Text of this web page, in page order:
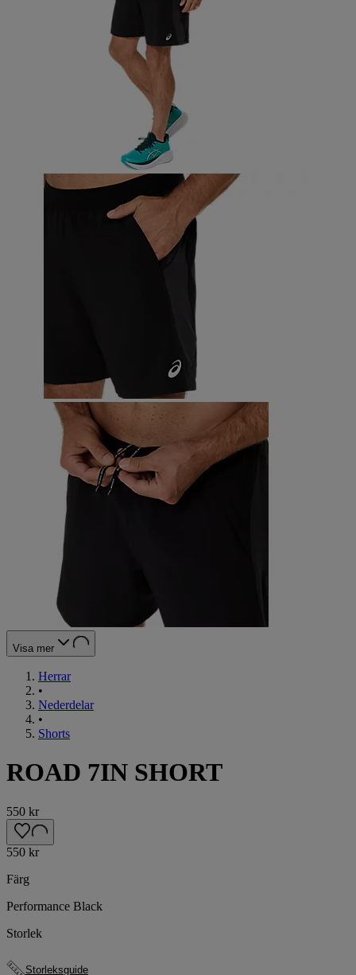
Visa mer
Herrar
•
Nederdelar
•
Shorts
ROAD 7IN SHORT
550 kr
550 kr
Färg
Performance Black
Storlek
Storleksguide